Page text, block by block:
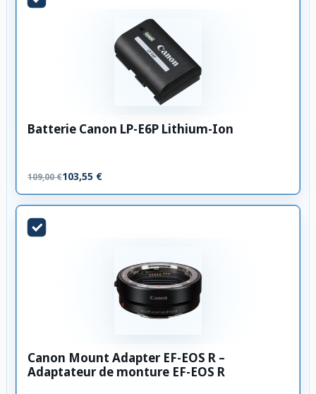
Batterie Canon LP-E6P Lithium-Ion
109,00 €103,55 €
Canon Mount Adapter EF-EOS R –
Adaptateur de monture EF-EOS R